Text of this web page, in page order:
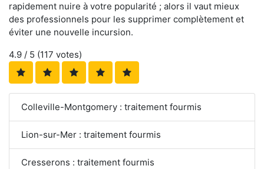
rapidement nuire à votre popularité ; alors il vaut mieux
des professionnels pour les supprimer complètement et
éviter une nouvelle incursion.
4.9 / 5 (117 votes)
Colleville-Montgomery : traitement fourmis
Lion-sur-Mer : traitement fourmis
Cresserons : traitement fourmis